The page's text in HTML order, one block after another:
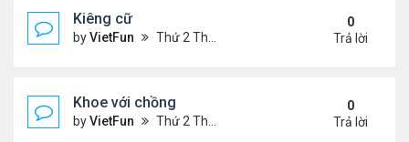
Kiêng cữ
byVietFun Thứ 2 Tháng 1 03, 2022 9:07 pm
0
Trả lời
Khoe với chồng
byVietFun Thứ 2 Tháng 1 03, 2022 9:06 pm
0
Trả lời